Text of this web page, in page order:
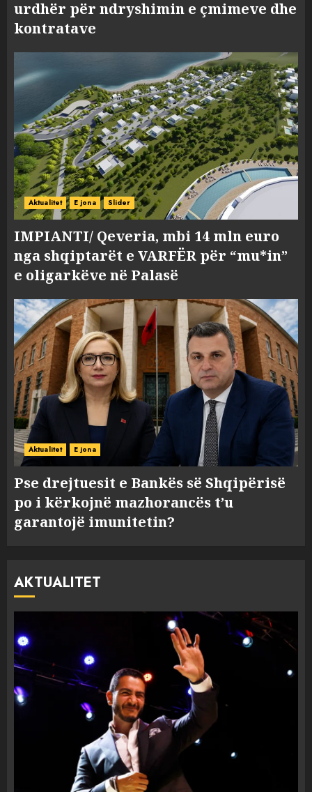
urdhër për ndryshimin e çmimeve dhe
kontratave
Aktualitet E jona Slider
IMPIANTI/ Qeveria, mbi 14 mln euro
nga shqiptarët e VARFËR për “mu*in”
e oligarkëve në Palasë
Aktualitet E jona
Pse drejtuesit e Bankës së Shqipërisë
po i kërkojnë mazhorancës t’u
garantojë imunitetin?
AKTUALITET